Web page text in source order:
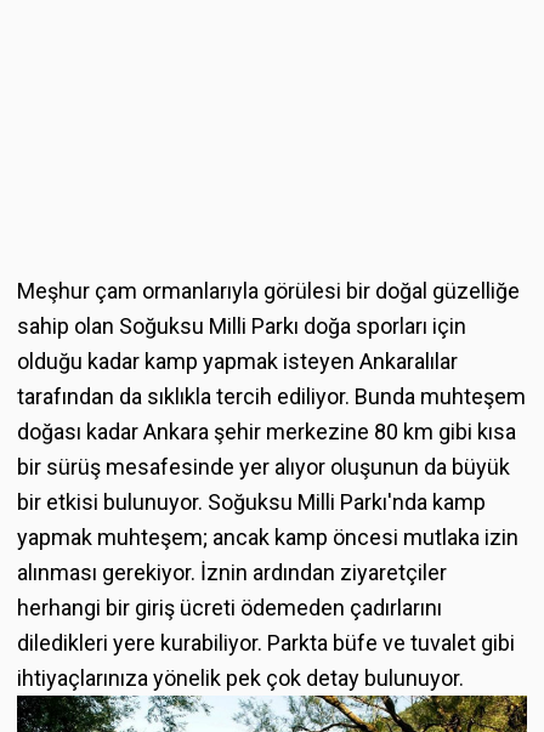
Meşhur çam ormanlarıyla görülesi bir doğal güzelliğe
sahip olan Soğuksu Milli Parkı doğa sporları için
olduğu kadar kamp yapmak isteyen Ankaralılar
tarafından da sıklıkla tercih ediliyor. Bunda muhteşem
doğası kadar Ankara şehir merkezine 80 km gibi kısa
bir sürüş mesafesinde yer alıyor oluşunun da büyük
bir etkisi bulunuyor. Soğuksu Milli Parkı'nda kamp
yapmak muhteşem; ancak kamp öncesi mutlaka izin
alınması gerekiyor. İznin ardından ziyaretçiler
herhangi bir giriş ücreti ödemeden çadırlarını
diledikleri yere kurabiliyor. Parkta büfe ve tuvalet gibi
ihtiyaçlarınıza yönelik pek çok detay bulunuyor.